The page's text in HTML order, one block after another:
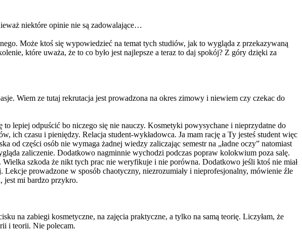
niektóre opinie nie są zadowalające…
Może ktoś się wypowiedzieć na temat tych studiów, jak to wygląda z przekazywaną
które uważa, że to co było jest najlepsze a teraz to daj spokój? Z góry dzięki za
Wiem ze tutaj rekrutacja jest prowadzona na okres zimowy i niewiem czy czekac do
lepiej odpuścić bo niczego się nie nauczy. Kosmetyki powysychane i nieprzydatne do
ich czasu i pieniędzy. Relacja student-wykładowca. Ja mam rację a Ty jesteś student więc
od części osób nie wymaga żadnej wiedzy zaliczając semestr na „ładne oczy” natomiast
zaliczenie. Dodatkowo nagminnie wychodzi podczas popraw kolokwium poza salę.
szkoda że nikt tych prac nie weryfikuje i nie porówna. Dodatkowo jeśli ktoś nie miał
Lekcje prowadzone w sposób chaotyczny, niezrozumiały i nieprofesjonalny, mówienie źle
jest mi bardzo przykro.
na zabiegi kosmetyczne, na zajęcia praktyczne, a tylko na samą teorię. Liczyłam, że
i teorii. Nie polecam.